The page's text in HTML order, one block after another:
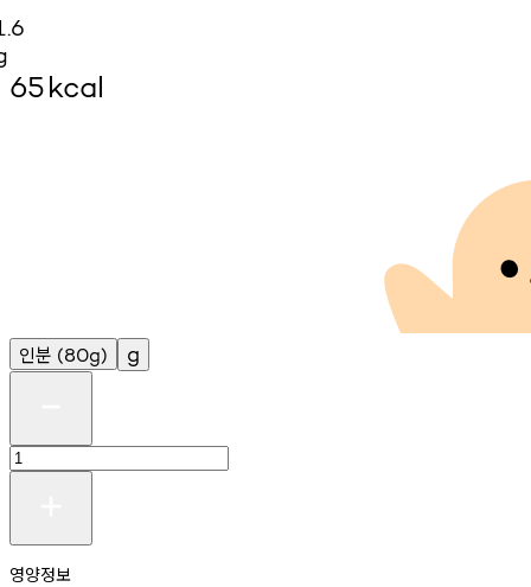
65kcal
인분 (80g) g
영양정보